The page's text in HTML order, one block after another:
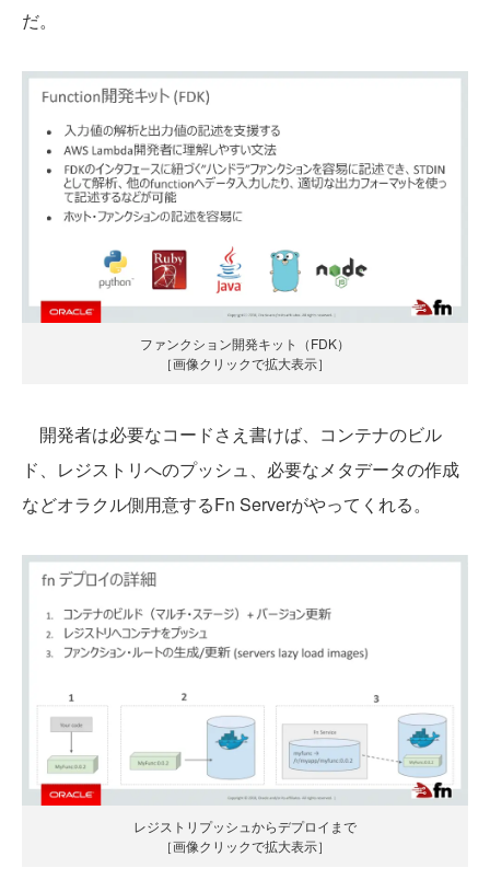
だ。
ファンクション開発キット（FDK）
［画像クリックで拡大表示］
開発者は必要なコードさえ書けば、コンテナのビル
ド、レジストリへのプッシュ、必要なメタデータの作成
などオラクル側用意するFn Serverがやってくれる。
レジストリプッシュからデプロイまで
［画像クリックで拡大表示］